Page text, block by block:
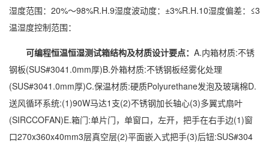
湿度范围：20%～98%R.H.9湿度波动度：±3%R.H.10湿度偏差：≤3
温湿度控制范围：
可编程恒温恒湿测试箱结构及材质设计要点： A.内箱材质:不锈
钢板(SUS#3041.0mm厚)B.外箱材质:不锈钢板经雾化处理
(SUS#3041.0mm厚)C.保温材质:硬质Polyurethane发泡及玻璃棉D.
送风循环系统:(1)90W马达1支(2)不锈钢加长轴心(3)多翼式扇叶
(SIRCCOFAN)E.箱门:单片门，单窗口，左开，把手在右手边(1)窗
口270x360x40mm3层真空层(2)平面嵌入式把手(3)后钮:SUS#304